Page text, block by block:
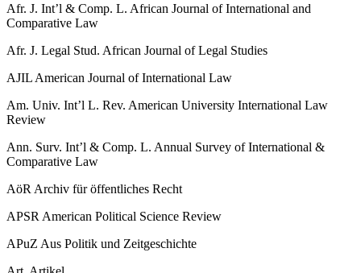
Afr. J. Int’l & Comp. L. African Journal of International and
Comparative Law
Afr. J. Legal Stud. African Journal of Legal Studies
AJIL American Journal of International Law
Am. Univ. Int’l L. Rev. American University International Law
Review
Ann. Surv. Int’l & Comp. L. Annual Survey of International &
Comparative Law
AöR Archiv für öffentliches Recht
APSR American Political Science Review
APuZ Aus Politik und Zeitgeschichte